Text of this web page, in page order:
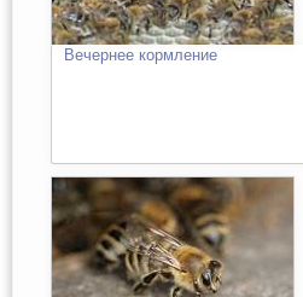
Вечернее кормление